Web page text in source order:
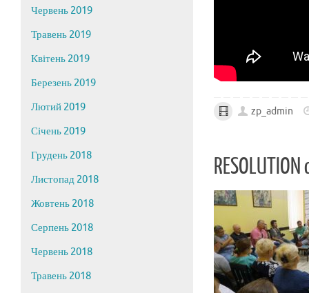
zp_admin
Червень 2019
Травень 2019
Квітень 2019
Березень 2019
Лютий 2019
Січень 2019
Грудень 2018
Листопад 2018
Жовтень 2018
Серпень 2018
Червень 2018
Травень 2018